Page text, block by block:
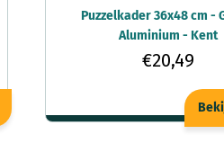
Puzzelkader 36x48 cm -
Aluminium - Kent
€20,49